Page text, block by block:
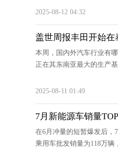
2025-08-12 04:32
盖世周报丰田开始
本周，国内外汽车行业有
正在其东南亚最大的生产
2025-08-11 01:49
7月新能源车销量
在6月冲量的短暂爆发后，
乘用车批发销量为118万辆